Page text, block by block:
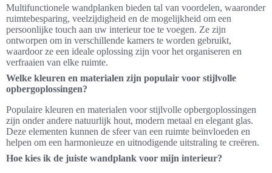
Multifunctionele wandplanken bieden tal van voordelen, waaronder
ruimtebesparing, veelzijdigheid en de mogelijkheid om een
persoonlijke touch aan uw interieur toe te voegen. Ze zijn
ontworpen om in verschillende kamers te worden gebruikt,
waardoor ze een ideale oplossing zijn voor het organiseren en
verfraaien van elke ruimte.
Welke kleuren en materialen zijn populair voor stijlvolle
opbergoplossingen?
Populaire kleuren en materialen voor stijlvolle opbergoplossingen
zijn onder andere natuurlijk hout, modern metaal en elegant glas.
Deze elementen kunnen de sfeer van een ruimte beïnvloeden en
helpen om een harmonieuze en uitnodigende uitstraling te creëren.
Hoe kies ik de juiste wandplank voor mijn interieur?